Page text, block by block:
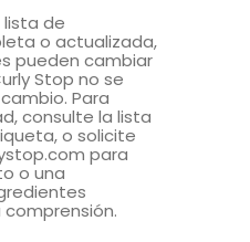
de
o actualizada,
pueden cambiar
Stop no se
Para
consulte la lista
o solicite
para
o una